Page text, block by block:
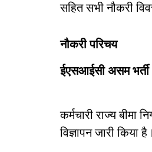
सहित सभी नौकरी
नौकरी परिचय
ईएसआईसी असम
कर्मचारी राज्य
विज्ञापन जारी किया है।